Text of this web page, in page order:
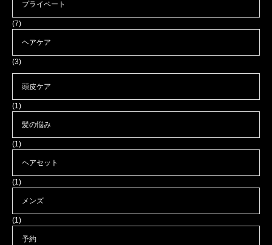
プライベート
(7)
ヘアケア
(3)
頭皮ケア
(1)
髪の悩み
(1)
ヘアセット
(1)
メンズ
(1)
予約